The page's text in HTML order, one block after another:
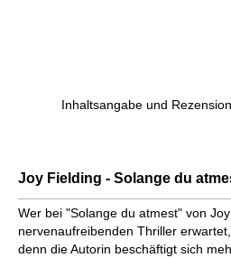
Inhaltsangabe und
Joy Fielding - Solange du
Wer bei "Solange du atmest" von
nervenaufreibenden Thriller
denn die Autorin beschäftigt sich